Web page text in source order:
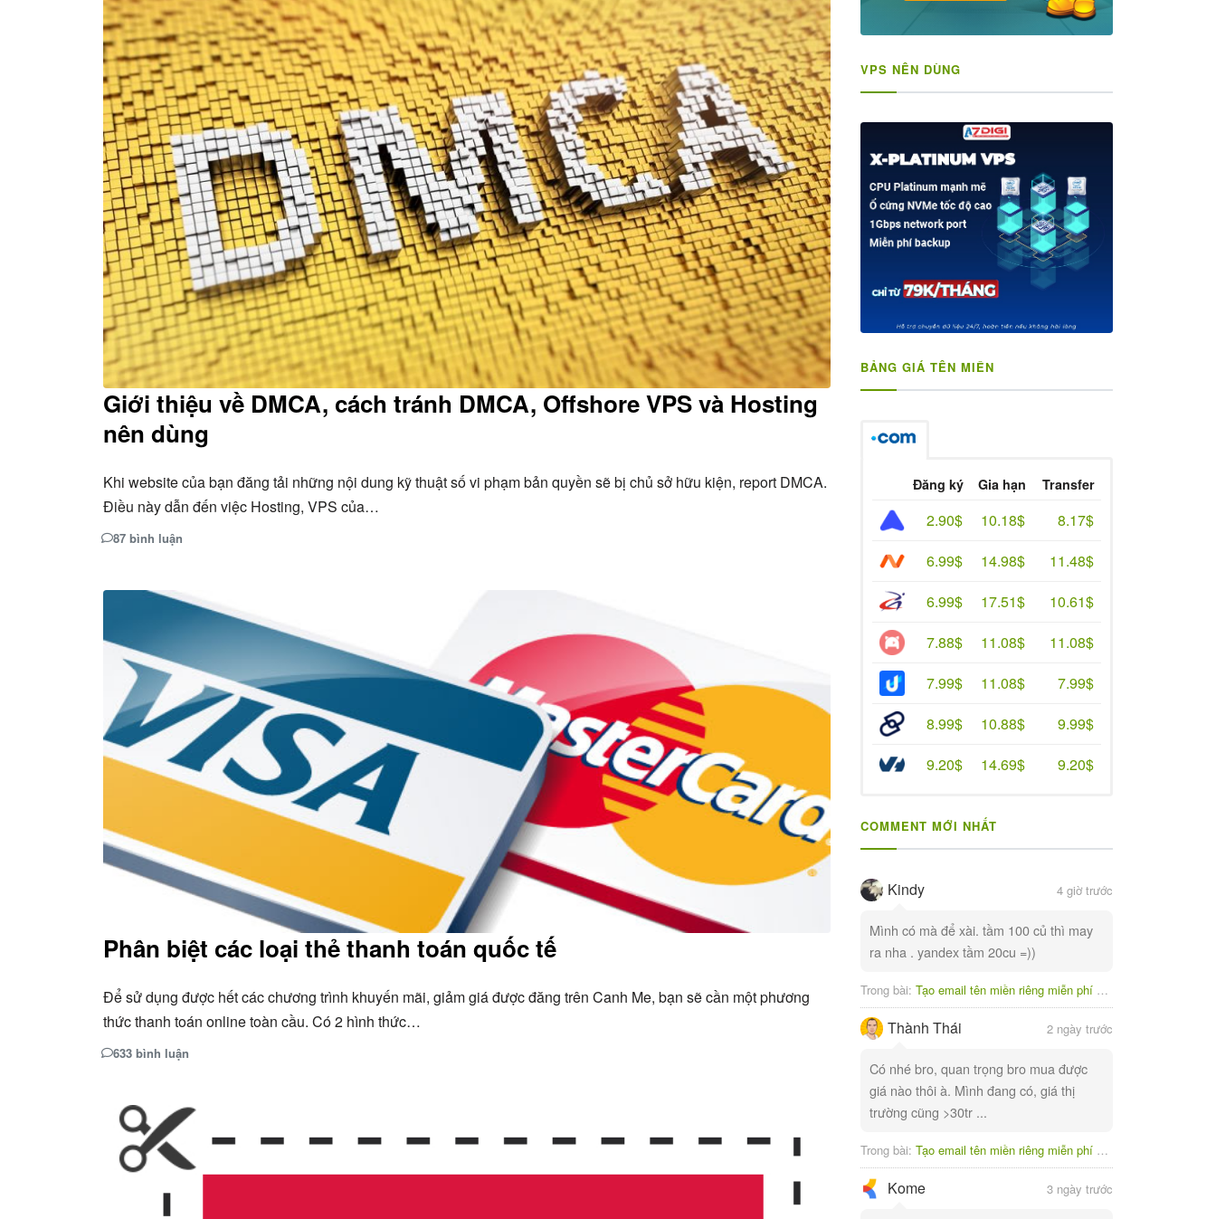
Giới thiệu về DMCA, cách tránh DMCA, Offshore VPS và Hosting
nên dùng
Khi website của bạn đăng tải những nội dung kỹ thuật số vi phạm bản quyền sẽ bị chủ sở hữu kiện, report DMCA.
Điều này dẫn đến việc Hosting, VPS của…
87 bình luận
Phân biệt các loại thẻ thanh toán quốc tế
Để sử dụng được hết các chương trình khuyến mãi, giảm giá được đăng trên Canh Me, bạn sẽ cần một phương
thức thanh toán online toàn cầu. Có 2 hình thức…
633 bình luận
VPS NÊN DÙNG
BẢNG GIÁ TÊN MIỀN
Đăng ký Gia hạn Transfer
2.90$ 10.18$
8.17$
6.99$
14.98$
11.48$
6.99$
17.51$
10.61$
7.88$
11.08$
11.08$
7.99$
11.08$
7.99$
8.99$
10.88$
9.99$
9.20$
14.69$ 9.20$
COMMENT MỚI NHẤT
Kindy 4 giờ trước
Mình có mà để xài. tầm 100 củ thì may
ra nha . yandex tầm 20cu =))
Trong bài: Tạo email tên miền riêng miễn phí với Yandex
Thành Thái 2 ngày trước
Có nhé bro, quan trọng bro mua được
giá nào thôi à. Mình đang có, giá thị
trường cũng >30tr ...
Trong bài: Tạo email tên miền riêng miễn phí với Yandex
Kome 3 ngày trước